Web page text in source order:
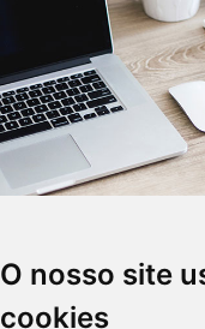
O nosso site
cookies